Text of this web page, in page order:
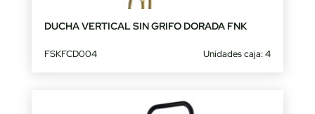
DUCHA VERTICAL SIN GRIFO DORADA FNK
FSKFCD004 Unidades caja: 4